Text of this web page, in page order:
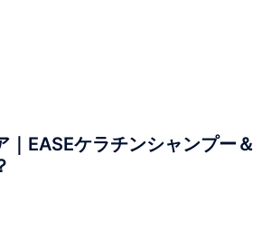
EASEケラチンシャンプー＆